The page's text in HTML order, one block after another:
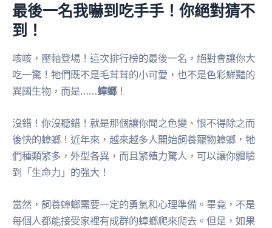
最後一名我嚇到吃手手！你絕對猜不
到！
咳咳，壓軸登場！這次排行榜的最後一名，絕對會讓你大
吃一驚！牠們既不是毛茸茸的小可愛，也不是色彩鮮豔的
異國生物，而是……蟑螂！
沒錯！你沒聽錯！就是那個讓你聞之色變、恨不得除之而
後快的蟑螂！近年來，越來越多人開始飼養寵物蟑螂，牠
們種類繁多，外型各異，而且繁殖力驚人，可以讓你體驗
到「生命力」的強大！
當然，飼養蟑螂需要一定的勇氣和心理準備。畢竟，不是
每個人都能接受家裡有成群的蟑螂爬來爬去。但是，如果